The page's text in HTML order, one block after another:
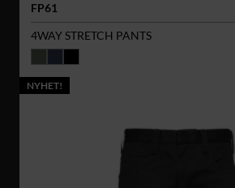
FP61
4WAY STRETCH PANTS
NYHET!